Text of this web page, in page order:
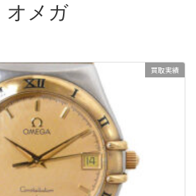
オメガ
買取実績